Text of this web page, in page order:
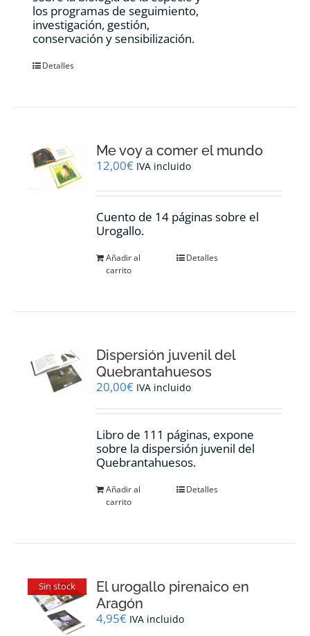
los programas de seguimiento,
investigación, gestión,
conservación y sensibilización.
Detalles
Me voy a comer el mundo
12,00€ IVA incluido
Cuento de 14 páginas sobre el
Urogallo.
Añadir al
carrito
Detalles
Dispersión juvenil del
Quebrantahuesos
20,00€ IVA incluido
Libro de 111 páginas, expone
sobre la dispersión juvenil del
Quebrantahuesos.
Añadir al
carrito
Detalles
Sin stock
El urogallo pirenaico en
Aragón
4,95€ IVA incluido